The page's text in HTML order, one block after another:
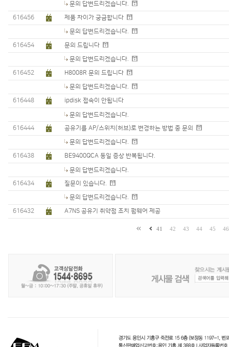
문의 답변드리겠습니다.
616456 제품 차이가 궁금합니다
문의 답변드리겠습니다.
616454 문의 드립니다
문의 답변드리겠습니다.
616452 H8008R 문의 드립니다
문의 답변드리겠습니다.
616448 ipdisk 접속이 안됩니다
문의 답변드리겠습니다.
616444
공유기를 AP/스위치(허브)로 변경하는 방법 중 문의
문의 답변드리겠습니다.
616438 BE9400QCA 동일 증상 반복됩니다.
문의 답변드리겠습니다.
616434
질문이 있습니다.
문의 답변드리겠습니다.
616432 A7NS 공유기 취약점 조치 펌웨어 제공
41 42 43 44 45 46